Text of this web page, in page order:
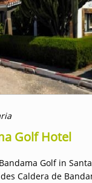
Golf Hotel
Golf in
Caldera de